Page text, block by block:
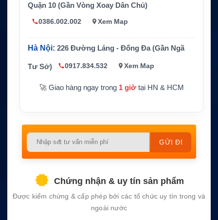
tối thiểu
Ứng dụn
g
Internet vệ tinh hàng hải cho tàu biển, email,
thời tiết, báo cáo và dữ liệu nhẹ
Quận 10 (Gần Vòng Xoay Dân Chủ)
0386.002.002 Xem Map
Hà Nội: 226 Đường Láng - Đống Đa (Gần Ngã
Tư Sở) 0917.834.532 Xem Map
🚀 Giao hàng ngay trong 1 giờtại HN & HCM
Please
empty.
Chứng nhận & uy tín sản phẩm
Được kiểm chứng & cấp phép bởi các tổ chức uy tín trong và
ngoài nước